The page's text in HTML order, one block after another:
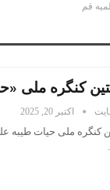
قم
کنگره ملی
اکتبر 20, 2025
کنگره ملی حیات طیبه